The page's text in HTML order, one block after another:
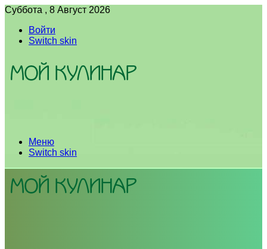
Суббота , 8 Август 2026
Войти
Switch skin
Меню
Switch skin